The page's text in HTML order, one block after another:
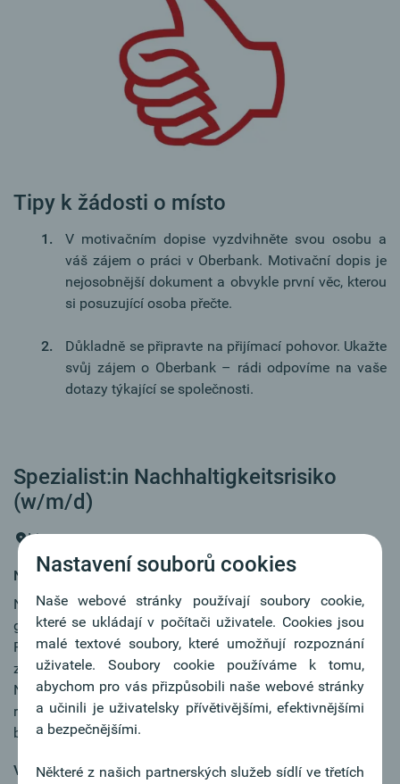
Tipy k žádosti o místo
V motivačním dopise vyzdvihněte svou osobu a
váš zájem o práci v Oberbank. Motivační dopis je
nejosobnější dokument a obvykle první věc, kterou
si posuzující osoba přečte.
Důkladně se připravte na přijímací pohovor. Ukažte
svůj zájem o Oberbank – rádi odpovíme na vaše
dotazy týkající se společnosti.
Spezialist:in Nachhaltigkeitsrisiko
(w/m/d)
Linz
Náš společný cíl:
Nachhaltigkeit wird auch in der Bankenwelt groß
geschrieben! Für die Abteilung Strategisches
Risikomanagement suchen wir eine analytische,
zahlenaffine Persönlichkeit, die für den Bereich
Nachhaltigkeitsrisiko zuständig ist und entsprechende
risikorelevante Themen an den Vorstand und Aufsichtsrat
berichtet.
Vaše důležité úkoly:
Nastavení souborů cookies
Naše webové stránky používají soubory cookie,
které se ukládají v počítači uživatele. Cookies jsou
malé textové soubory, které umožňují rozpoznání
uživatele. Soubory cookie používáme k tomu,
abychom pro vás přizpůsobili naše webové stránky
a učinili je uživatelsky přívětivějšími, efektivnějšími
a bezpečnějšími.
Některé z našich partnerských služeb sídlí ve třetích